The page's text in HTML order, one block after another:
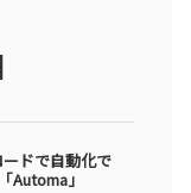
ドで自動化で
Automa」